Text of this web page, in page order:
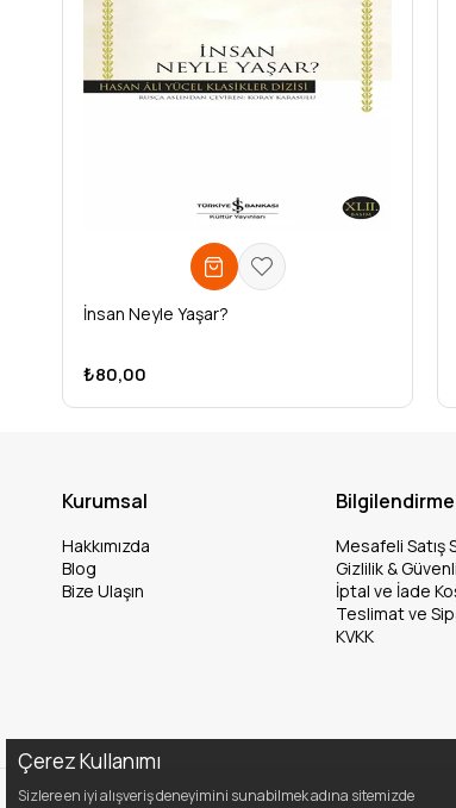
İnsan Neyle Yaşar?
₺80,00
Kurumsal
Hakkımızda
Blog
Bize Ulaşın
Bilgilendirme
Mesafeli Satış
Gizlilik &
İptal ve İade
Teslimat ve
KVKK
Çerez Kullanımı
Sizlere en iyi alışveriş deneyimini sunabilmek adına sitemizde